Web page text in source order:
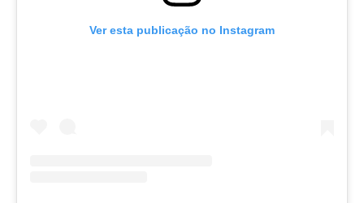
Ver esta publicação no Instagram